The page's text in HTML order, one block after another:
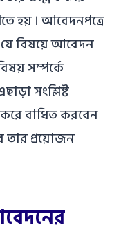
হয় । আবেদনপত্রে
বিষয়ে আবেদন
সম্পর্কে
সংশ্লিষ্ট
বাধিত করবেন
তার প্রয়োজন